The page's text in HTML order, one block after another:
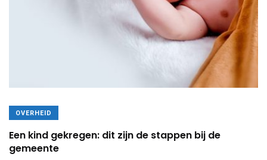
OVERHEID
Een kind gekregen: dit zijn de stappen bij de
gemeente